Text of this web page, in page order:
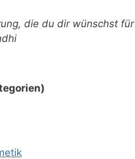
die du dir wünschst für